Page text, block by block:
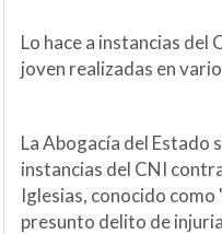
Lo hace a instancias del
joven realizadas en
La Abogacía del Estado
instancias del CNI
Iglesias, conocido como
presunto delito de